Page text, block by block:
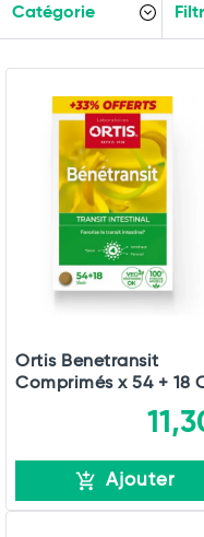
Catégorie
Ortis Benetransit
Comprimés x 54 + 18
Ajouter